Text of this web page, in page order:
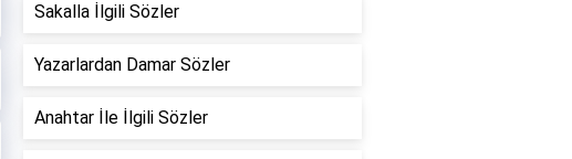
Sakalla İlgili Sözler
Yazarlardan Damar Sözler
Anahtar İle İlgili Sözler